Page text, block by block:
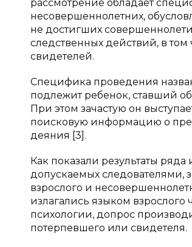
рассмотрение обладает
несовершеннолетних,
не достигших
следственных действий, в
свидетелей.
Специфика проведения
подлежит ребенок, ставший
При этом зачастую он
поисковую информацию о
деяния [3].
Как показали результаты
допускаемых следователями,
взрослого и
излагались языком взрослого
психологии, допрос
потерпевшего или свидетеля.